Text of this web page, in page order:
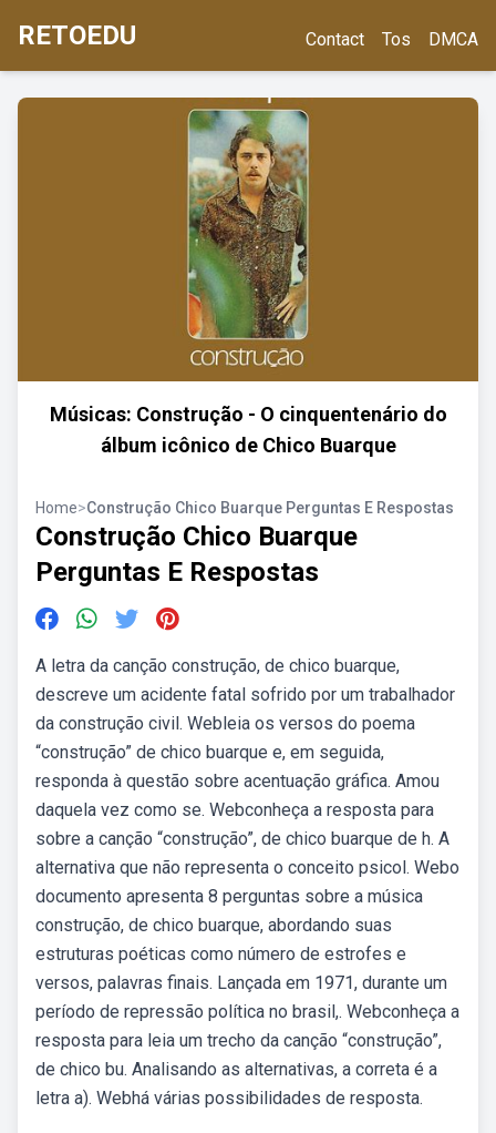
RETOEDU Contact Tos DMCA
Músicas: Construção - O cinquentenário do
álbum icônico de Chico Buarque
Home>Construção Chico Buarque Perguntas E Respostas
Construção Chico Buarque
Perguntas E Respostas
A letra da canção construção, de chico buarque,
descreve um acidente fatal sofrido por um trabalhador
da construção civil. Webleia os versos do poema
“construção” de chico buarque e, em seguida,
responda à questão sobre acentuação gráfica. Amou
daquela vez como se. Webconheça a resposta para
sobre a canção “construção”, de chico buarque de h. A
alternativa que não representa o conceito psicol. Webo
documento apresenta 8 perguntas sobre a música
construção, de chico buarque, abordando suas
estruturas poéticas como número de estrofes e
versos, palavras finais. Lançada em 1971, durante um
período de repressão política no brasil,. Webconheça a
resposta para leia um trecho da canção “construção”,
de chico bu. Analisando as alternativas, a correta é a
letra a). Webhá várias possibilidades de resposta.